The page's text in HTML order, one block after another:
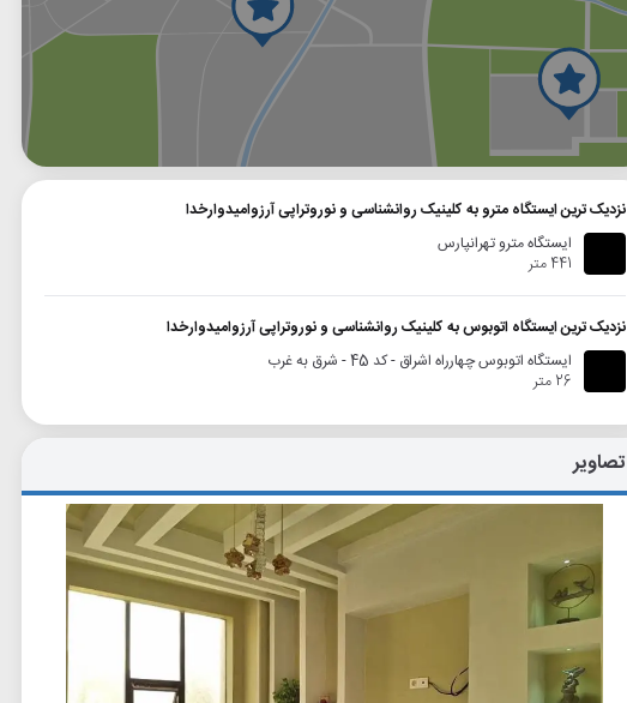
نزدیک ترین ایستگاه مترو به کلینیک روانشناسی و نوروتراپی آرزوامیدوارخدا
ایستگاه مترو تهرانپارس
441 متر
نزدیک ترین ایستگاه اتوبوس به کلینیک روانشناسی و نوروتراپی آرزوامیدوارخدا
ایستگاه اتوبوس چهارراه اشراق - کد 45 - شرق به غرب
26 متر
تصاویر